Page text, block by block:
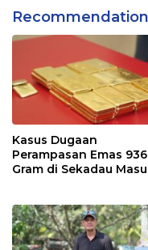
Kasus Dugaan
Perampasan Emas 936
Gram di Sekadau